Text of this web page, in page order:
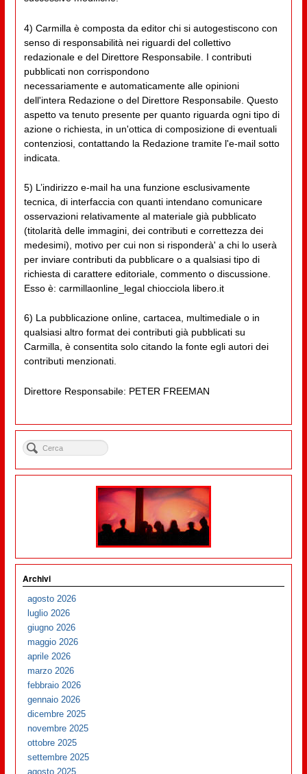
4) Carmilla è composta da editor chi si autogestiscono con
senso di responsabilità nei riguardi del collettivo
redazionale e del Direttore Responsabile. I contributi
pubblicati non corrispondono
necessariamente e automaticamente alle opinioni
dell'intera Redazione o del Direttore Responsabile. Questo
aspetto va tenuto presente per quanto riguarda ogni tipo di
azione o richiesta, in un'ottica di composizione di eventuali
contenziosi, contattando la Redazione tramite l'e-mail sotto
indicata.
5) L’indirizzo e-mail ha una funzione esclusivamente
tecnica, di interfaccia con quanti intendano comunicare
osservazioni relativamente al materiale già pubblicato
(titolarità delle immagini, dei contributi e correttezza dei
medesimi), motivo per cui non si risponderà' a chi lo userà
per inviare contributi da pubblicare o a qualsiasi tipo di
richiesta di carattere editoriale, commento o discussione.
Esso è: carmillaonline_legal chiocciola libero.it
6) La pubblicazione online, cartacea, multimediale o in
qualsiasi altro format dei contributi già pubblicati su
Carmilla, è consentita solo citando la fonte egli autori dei
contributi menzionati.
Direttore Responsabile: PETER FREEMAN
Archivi
agosto 2026
luglio 2026
giugno 2026
maggio 2026
aprile 2026
marzo 2026
febbraio 2026
gennaio 2026
dicembre 2025
novembre 2025
ottobre 2025
settembre 2025
agosto 2025